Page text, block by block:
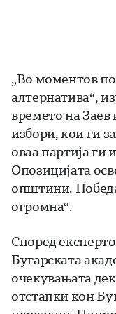
„Во моментов
алтернатива“,
времето на Заев
избори, кои ги
оваа партија ги
Опозицијата
општини.
огромна“.
Според
Бугарската
очекувањата
отстапки кон